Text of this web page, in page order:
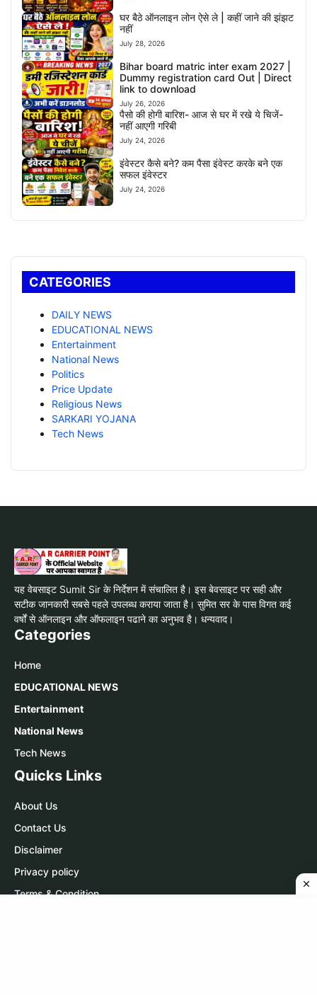
घर बैठे ऑनलाइन लोन ऐसे ले | कहीं जाने की झंझट
नहीं
July 28, 2026
Bihar board matric inter exam 2027 |
Dummy registration card Out | Direct
link to download
July 26, 2026
पैसो की होगी बारिश- आज से घर में रखे ये चिजें-
नहीं आएगी गरिबी
July 24, 2026
इंवेस्टर कैसे बने? कम पैसा इंवेस्ट करके बने एक
सफल इंवेस्टर
July 24, 2026
CATEGORIES
DAILY NEWS
EDUCATIONAL NEWS
Entertainment
National News
Politics
Price Update
Religious News
SARKARI YOJANA
Tech News
यह वेबसाइट Sumit Sir के निर्देशन में संचालित है। इस बेवसाइट पर सही और
सटीक जानकारी सबसे पहले उपलब्ध कराया जाता है। सुमित सर के पास विगत कई
वर्षों से ऑनलाइन और ऑफलाइन पढाने का अनुभव है। धन्यवाद।
Categories
Home
EDUCATIONAL NEWS
Entertainment
National News
Tech News
Quicks Links
About Us
Contact Us
Disclaimer
Privacy policy
Terms & Condition